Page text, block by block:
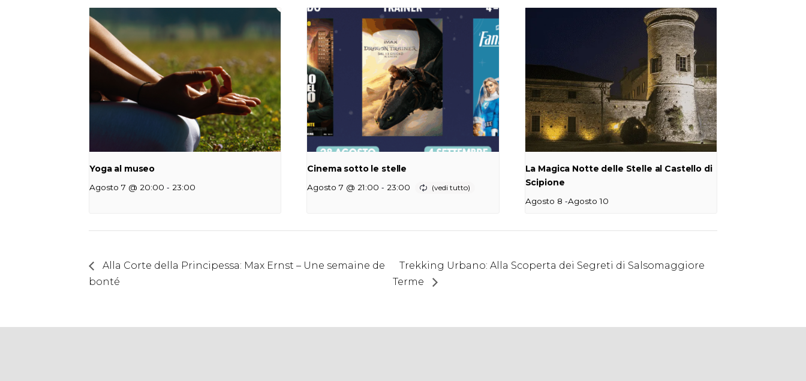
Yoga al museo
Agosto 7 @ 20:00 - 23:00
Cinema sotto le stelle
Agosto 7 @ 21:00 - 23:00
La Magica Notte delle Stelle al Castello di
Scipione
Agosto 8 -Agosto 10
Alla Corte della Principessa: Max Ernst – Une semaine de
bonté
Trekking Urbano: Alla Scoperta dei Segreti di Salsomaggiore
Terme